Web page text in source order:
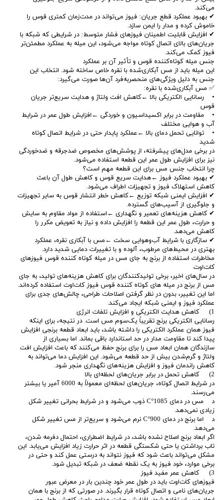
می‌کند.
✔ بهبود عملکرد قطع جریان: فیوز می‌تواند در مدت‌زمان کمتری قوس را
خاموش کرده و مدار را ایمن سازد.
✔ افزایش قابلیت اطمینان فیوزهای فشار متوسط: در شرایطی که شبکه با
جریان‌های بالای اتصال کوتاه مواجه می‌شود، این میله به عملکرد مطمئن‌تر
فیوز کمک می‌کند.
جنس میله کوتاه‌کننده قوس و تأثیر آن بر عملکرد
این میله باید از مس آبکاری‌شده با نقره خاص ساخته شود. انتخاب این
جنس به دلیل ویژگی‌های منحصر‌به‌فرد آن‌ها صورت می‌گیرد:
✅ مس آبکاری‌شده با نقره:
• رسانایی الکتریکی بالا ←کاهش افت ولتاژ و هدایت سریع‌تر جریان
قوس
• مقاومت در برابر اکسیداسیون و خوردگی ←افزایش طول عمر در شرایط
آب و هوایی مختلف
• توانایی تحمل دمای بالا ←عملکرد پایدار حتی در شرایط اتصال کوتاه
شدید
در برخی مدل‌های پیشرفته، از پوشش‌های مخصوص ضدجرقه و ضدخوردگی
نیز برای افزایش طول عمر این قطعه استفاده می‌شود.
چرا انتخاب جنس مس برای این قطعه مهم است؟
✔ بهبود عملکرد فیوز ←هدایت سریع قوس و کاهش طول آن باعث
کاهش استهلاک فیوز و تجهیزات اطراف می‌شود.
✔ افزایش ایمنی شبکه توزیع ←کاهش خطر انتشار قوس به سایر تجهیزات
و جلوگیری از آسیب‌های گسترده.
✔ کاهش هزینه‌های تعمیر و نگهداری ←استفاده از مواد مقاوم به سایش
و حرارت، طول عمر این قطعه را افزایش داده و نیاز به تعویض مکرر را
کاهش می‌دهد.
✔ سازگاری با شرایط آب‌و‌هوایی سخت ←مس با آبکاری نقره، عملکرد
بهتری در محیط‌های مرطوب، آلوده و با تغییرات دمایی شدید دارد.
مخاطرات استفاده از برنج به جای مس در میله کوتاه کننده قوس فیوزهای
کات‌اوت
در سال‌های اخیر، برخی تولیدکنندگان برای کاهش هزینه‌های تولید، به جای
مس از برنج در میله های کوتاه کننده قوس فیوز کات‌اوت استفاده کرده‌اند.
اما این تغییر، بدون در نظر گرفتن اصلاحات طراحی، چالش‌های جدی برای
عملکرد فیوز و ایمنی شبکه ایجاد می‌کند.
1) کاهش هدایت الکتریکی و افزایش تلفات انرژی
رسانایی الکتریکی برنج تقریباً یک‌سوم مس است. در نتیجه، برای اینکه
فیوز همان عملکرد الکتریکی را داشته باشد، باید ابعاد قطعه برنجی افزایش
پیدا کند تا مقاومت مدار در حد استاندارد باقی بماند. اما بسیاری از
سازندگان همان ابعاد مس را برای برنج حفظ می‌کنند که باعث افزایش افت
ولتاژ و گرم‌شدن بیش از حد قطعه می‌شود. این افزایش دما می‌تواند به
کاهش راندمان فیوز و افزایش هزینه‌های نگهداری منجر شود.
2) کاهش تحمل در برابر جریان‌های لحظه‌ای بالا
در شرایط اتصال کوتاه، جریان‌های لحظه‌ای معمولاً به 6000 آمپر یا بیشتر
می‌رسند.
د مس در دمای 1085°C ذوب می‌شود و در شرایط بحرانی تغییر شکل
زیادی نمی‌دهد.
د اما برنج در دمای 900°C نرم می‌شود و سریع‌تر از مس تغییر شکل
می‌دهد.
اگر ابعاد برنج اصلاح نشده باشد، در شرایط اضطراری، احتمال دفرمه شدن،
تاب برداشتن یا حتی شکستگی قطعه در اثر حرارت زیاد افزایش می‌یابد. این
مشکل می‌تواند باعث شود که فیوز نتواند به درستی عمل کند و حتی در
برخی موارد، خود فیوز به یک نقطه ضعف در شبکه تبدیل شود.
3) کاهش عمر مفید فیوز
فیوزهای کات‌اوت باید در طول عمر خود چندین بار در معرض عبور
جریان‌های نامی و اتصال کوتاه قرار بگیرند. در صورتی که از برنج با همان